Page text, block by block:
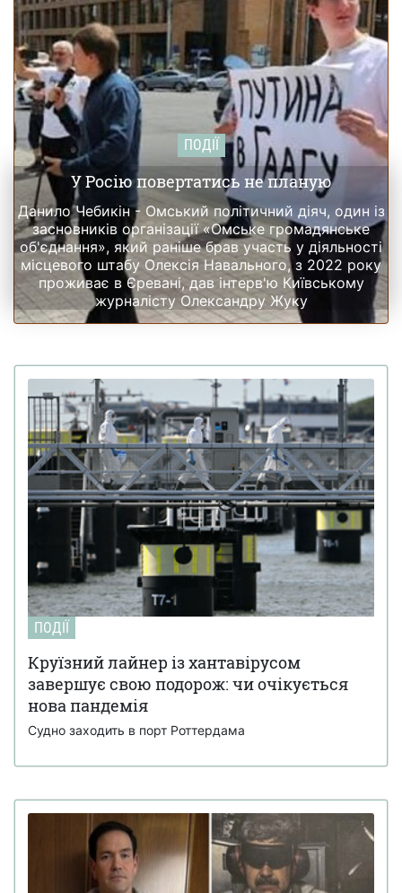
ПОДІЇ
У Росію повертатись не планую
Данило Чебикін - Омський політичний діяч, один із
засновників організації «Омське громадянське
об'єднання», який раніше брав участь у діяльності
місцевого штабу Олексія Навального, з 2022 року
проживає в Єревані, дав інтерв'ю Київському
журналісту Олександру Жуку
ПОДІЇ
Круїзний лайнер із хантавірусом
завершує свою подорож: чи очікується
нова пандемія
Судно заходить в порт Роттердама